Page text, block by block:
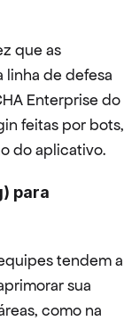
que as
linha de defesa
Enterprise do
feitas por bots,
do aplicativo.
para
tendem a
sua
como na